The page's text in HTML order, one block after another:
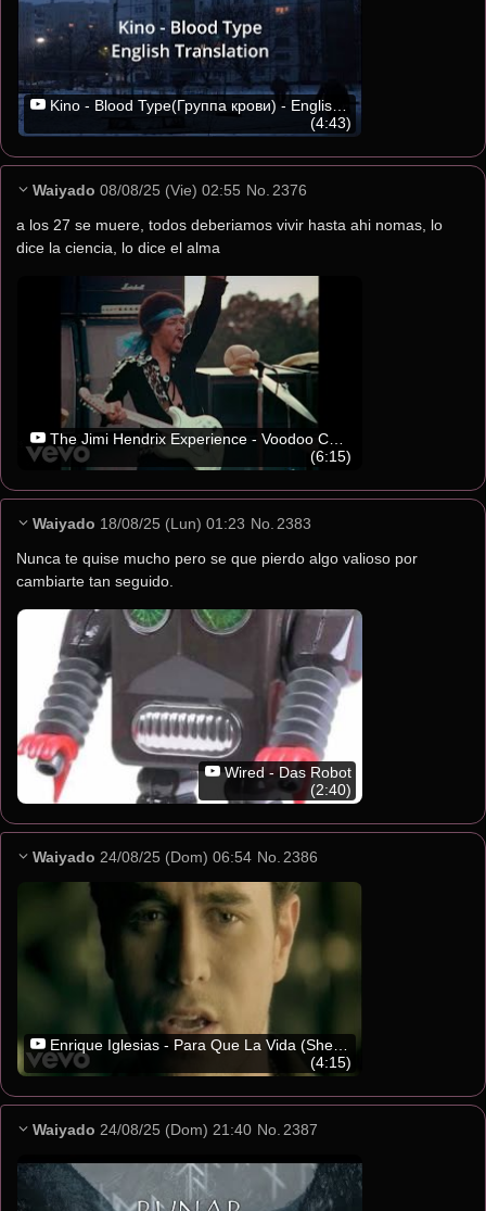
Kino - Blood Type(Группа крови) - English Translation
(4:43)
Waiyado 08/08/25 (Vie) 02:55 No. 2376
a los 27 se muere, todos deberiamos vivir hasta ahi nomas, lo
dice la ciencia, lo dice el alma
The Jimi Hendrix Experience - Voodoo Child (Slight Return) (Live In Maui, 1970)
(6:15)
Waiyado 18/08/25 (Lun) 01:23 No. 2383
Nunca te quise mucho pero se que pierdo algo valioso por
cambiarte tan seguido.
Wired - Das Robot
(2:40)
Waiyado 24/08/25 (Dom) 06:54 No. 2386
Enrique Iglesias - Para Que La Vida (She Stays)
(4:15)
Waiyado 24/08/25 (Dom) 21:40 No. 2387